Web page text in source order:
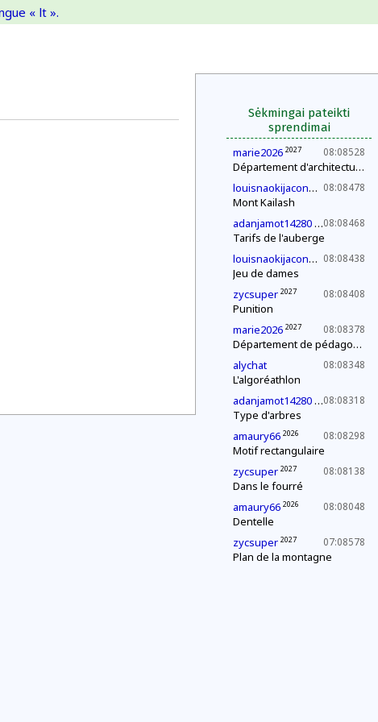
« lt ».
Sėkmingai pateikti
sprendimai
08:08528
marie2026 2027
Département d'architecture : construction d'une pyramide
08:08478
louisnaokijacono 2033
Mont Kailash
08:08468
adanjamot14280 2029
Tarifs de l'auberge
08:08438
louisnaokijacono 2033
Jeu de dames
08:08408
zycsuper 2027
Punition
08:08378
marie2026 2027
Département de pédagogie : le « c'est plus, c'est moins »
08:08348
alychat
L'algoréathlon
08:08318
adanjamot14280 2029
Type d'arbres
08:08298
amaury66 2026
Motif rectangulaire
08:08138
zycsuper 2027
Dans le fourré
08:08048
amaury66 2026
Dentelle
07:08578
zycsuper 2027
Plan de la montagne